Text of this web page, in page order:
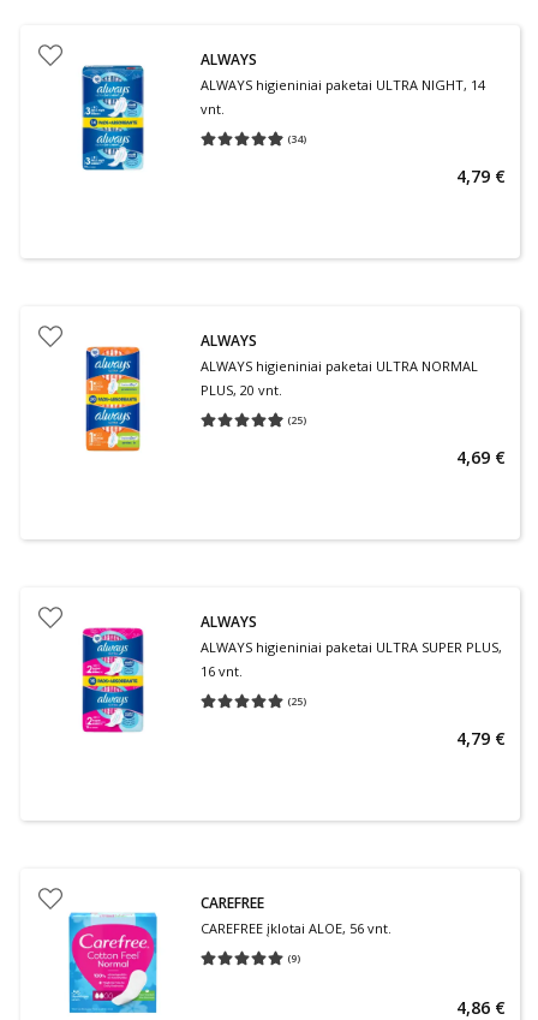
ALWAYS
ALWAYS higieniniai paketai ULTRA NIGHT, 14
vnt.
(34)
Vidutinis įvertinimas 4.91
4,79 €
ALWAYS
ALWAYS higieniniai paketai ULTRA NORMAL
PLUS, 20 vnt.
(25)
Vidutinis įvertinimas 4.96
4,69 €
ALWAYS
ALWAYS higieniniai paketai ULTRA SUPER PLUS,
16 vnt.
(25)
Vidutinis įvertinimas 5.00
4,79 €
CAREFREE
CAREFREE įklotai ALOE, 56 vnt.
(9)
Vidutinis įvertinimas 5.00
4,86 €